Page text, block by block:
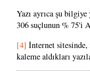
Yazı ayrıca şu
306 suçlunun % 75'i
[4] İnternet sitesinde,
kaleme aldıkları